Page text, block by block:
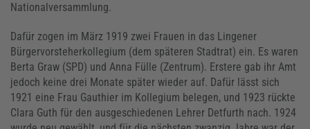
Nationalversammlung.
Dafür zogen im März 1919 zwei Frauen in das Lingener
Bürgervorsteherkollegium (dem späteren Stadtrat) ein. Es waren
Berta Graw (SPD) und Anna Fülle (Zentrum). Erstere gab ihr Amt
jedoch keine drei Monate später wieder auf. Dafür lässt sich
1921 eine Frau Gauthier im Kollegium belegen, und 1923 rückte
Clara Guth für den ausgeschiedenen Lehrer Detfurth nach. 1924